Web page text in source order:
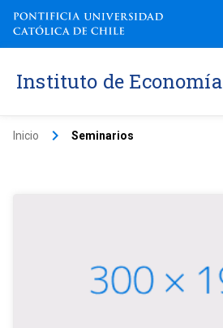
Instituto de Economía
Inicio keyboard_arrow_right Seminarios